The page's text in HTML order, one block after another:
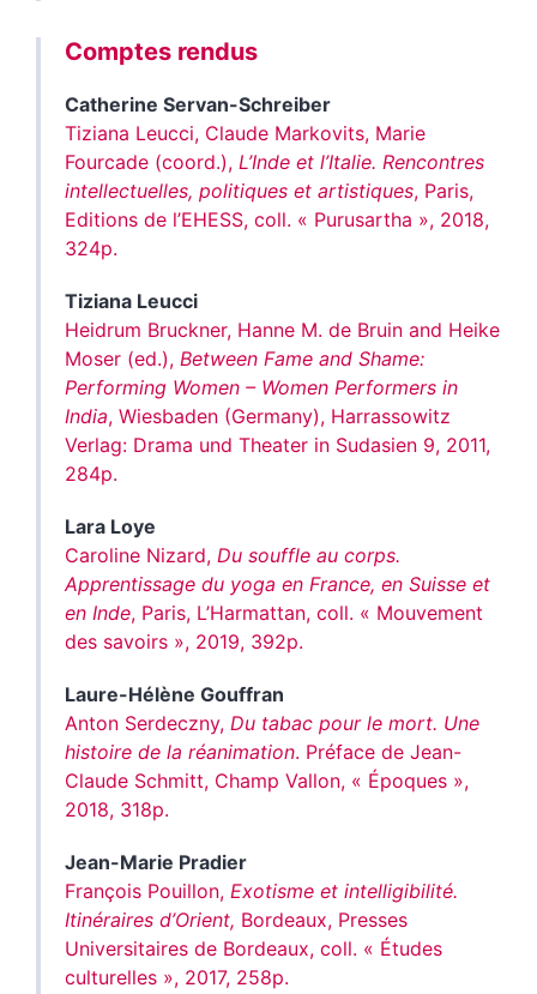
Comptes rendus
Catherine Servan-Schreiber
Tiziana Leucci, Claude Markovits, Marie
Fourcade (coord.), L’Inde et l’Italie. Rencontres
intellectuelles, politiques et artistiques, Paris,
Editions de l’EHESS, coll. « Purusartha », 2018,
324p.
Tiziana Leucci
Heidrum Bruckner, Hanne M. de Bruin and Heike
Moser (ed.), Between Fame and Shame:
Performing Women – Women Performers in
India, Wiesbaden (Germany), Harrassowitz
Verlag: Drama und Theater in Sudasien 9, 2011,
284p.
Lara Loye
Caroline Nizard, Du souffle au corps.
Apprentissage du yoga en France, en Suisse et
en Inde, Paris, L’Harmattan, coll. « Mouvement
des savoirs », 2019, 392p.
Laure-Hélène Gouffran
Anton Serdeczny, Du tabac pour le mort. Une
histoire de la réanimation. Préface de Jean-
Claude Schmitt, Champ Vallon, « Époques »,
2018, 318p.
Jean-Marie Pradier
François Pouillon, Exotisme et intelligibilité.
Itinéraires d’Orient, Bordeaux, Presses
Universitaires de Bordeaux, coll. « Études
culturelles », 2017, 258p.